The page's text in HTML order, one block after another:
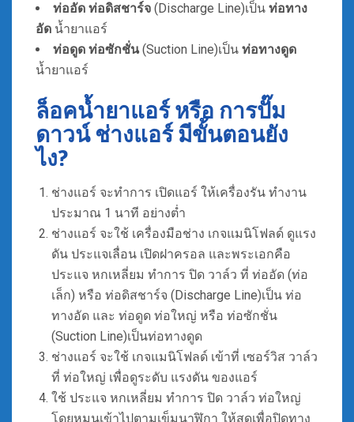
ท่ออัด ท่อดิสชาร์จ (Discharge Line)เป็น ท่อทาง
อัด น้ำยาแอร์
ท่อดูด ท่อซักชั่น(Suction Line)เป็น ท่อทางดูด
น้ำยาแอร์
ล็อคน้ำยาแอร์ หรือ การปั๊ม
ดาวน์ ช่างแอร์ มีขั้นตอนยัง
ไง?
ช่างแอร์ จะทำการ เปิดแอร์ ให้เครื่องรัน ทำงาน
ประมาณ 1 นาที อย่างต่ำ
ช่างแอร์ จะใช้ เครื่องมือช่าง เกจแมนิโฟลด์ ดูแรง
ดัน ประแจเลื่อน เปิดฝาครอล และพระเอกคือ
ประแจ หกเหลี่ยม ทำการ ปิด วาล์ว ที่ ท่ออัด (ท่อ
เล็ก) หรือ ท่อดิสชาร์จ (Discharge Line)เป็น ท่อ
ทางอัด และ ท่อดูด ท่อใหญ่ หรือ ท่อซักชั่น
(Suction Line)เป็นท่อทางดูด
ช่างแอร์ จะใช้ เกจแมนิโฟลด์ เข้าที่ เซอร์วิส วาล์ว
ที่ ท่อใหญ่ เพื่อดูระดับ แรงดัน ของแอร์
ใช้ ประแจ หกเหลี่ยม ทำการ ปิด วาล์ว ท่อใหญ่
โดยหมุนเข้าไปตามเข็มนาฬิกา ให้สุดเพื่อปิดทาง